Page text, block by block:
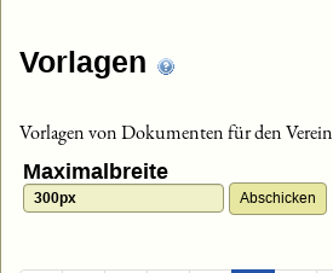
Vorlagen
Vorlagen von Dokumenten für den Verein
Maximalbreite